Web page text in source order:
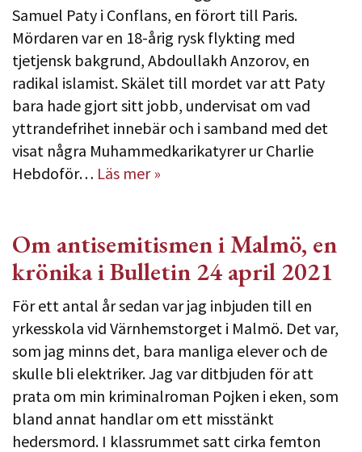
Samuel Paty i Conflans, en förort till Paris.
Mördaren var en 18-årig rysk flykting med
tjetjensk bakgrund, Abdoullakh Anzorov, en
radikal islamist. Skälet till mordet var att Paty
bara hade gjort sitt jobb, undervisat om vad
yttrandefrihet innebär och i samband med det
visat några Muhammedkarikatyrer ur Charlie
Hebdoför… Läs mer »
Om antisemitismen i Malmö, en
krönika i Bulletin 24 april 2021
För ett antal år sedan var jag inbjuden till en
yrkesskola vid Värnhemstorget i Malmö. Det var,
som jag minns det, bara manliga elever och de
skulle bli elektriker. Jag var ditbjuden för att
prata om min kriminalroman Pojken i eken, som
bland annat handlar om ett misstänkt
hedersmord. I klassrummet satt cirka femton